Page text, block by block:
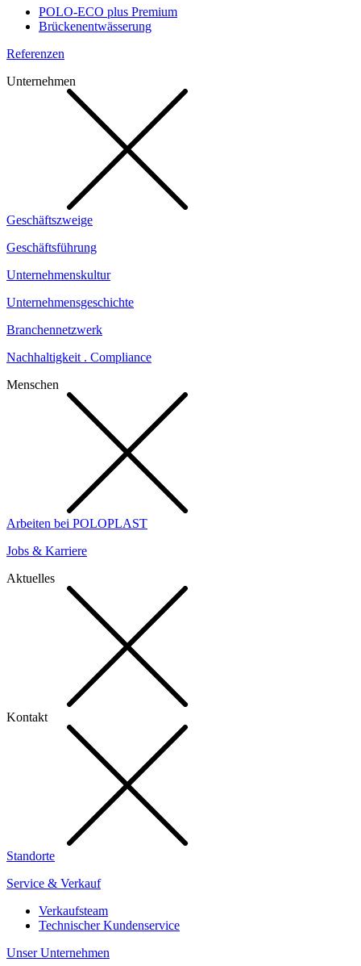
POLO-ECO plus Premium
Brückenentwässerung
Referenzen
Unternehmen
Geschäftszweige
Geschäftsführung
Unternehmenskultur
Unternehmensgeschichte
Branchennetzwerk
Nachhaltigkeit . Compliance
Menschen
Arbeiten bei POLOPLAST
Jobs & Karriere
Aktuelles
Kontakt
Standorte
Service & Verkauf
Verkaufsteam
Technischer Kundenservice
Unser Unternehmen